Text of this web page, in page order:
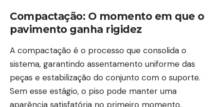
Compactação: O momento em que o
pavimento ganha rigidez
A compactação é o processo que consolida o
sistema, garantindo assentamento uniforme das
peças e estabilização do conjunto com o suporte.
Sem esse estágio, o piso pode manter uma
aparência satisfatória no primeiro momento,